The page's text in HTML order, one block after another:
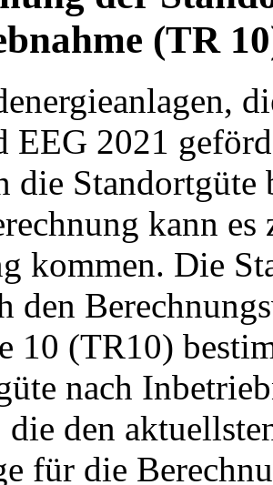
(TR
EEG 2021
die
kann
kommen. Die
den
10 (TR10)
nach
die den
für die